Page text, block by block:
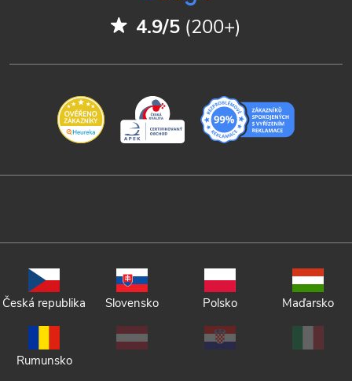
4.9/5 (200+)
Česká republika Slovensko Polsko Maďarsko
Rumunsko